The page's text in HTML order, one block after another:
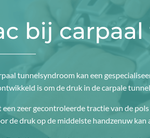
bij
tunnelsyndroom kan een
is om de druk in de carpale
zeer gecontroleerde tractie van de
de druk op de middelste handzenuw kan